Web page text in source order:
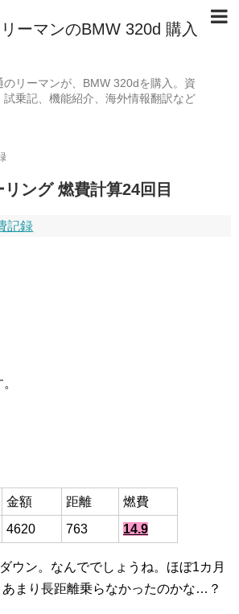
ーマンのBMW 320d 購入
のリーマンが、BMW 320dを購入。資
乗記、機能紹介、海外情報翻訳など
ング 燃費計算24回目
記録
金額 距離
燃費
4620 763 14.9
ウン。なんででしょうね。ほぼ1カ月
まり長距離乗らなかったのかな…？